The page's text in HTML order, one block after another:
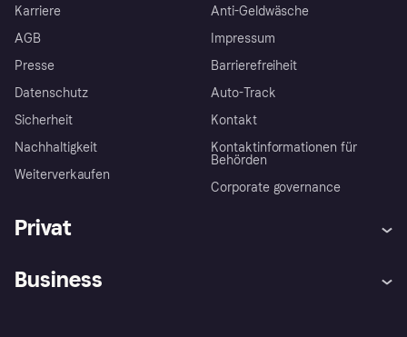
Karriere
AGB
Presse
Datenschutz
Sicherheit
Nachhaltigkeit
Weiterverkaufen
Anti-Geldwäsche
Impressum
Barrierefreiheit
Auto-Track
Kontakt
Kontaktinformationen für
Behörden
Corporate governance
Privat
Business